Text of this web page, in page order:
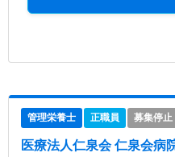
管理栄養士 正職員 募集停止
医療法人仁泉会 仁泉会病